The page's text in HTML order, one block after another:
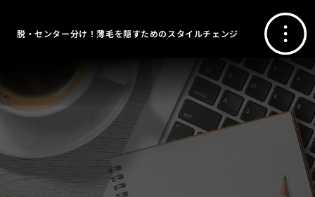
脱・センター分け！薄毛を隠すためのスタイルチェンジ